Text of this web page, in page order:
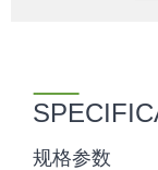
规格参数